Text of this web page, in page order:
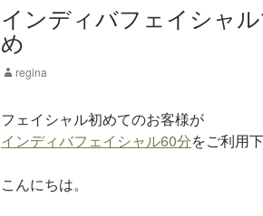
インディバフェイシャ
め
regina
フェイシャル初めてのお客様が
インディバフェイシャル60分をご利用
こんにちは。